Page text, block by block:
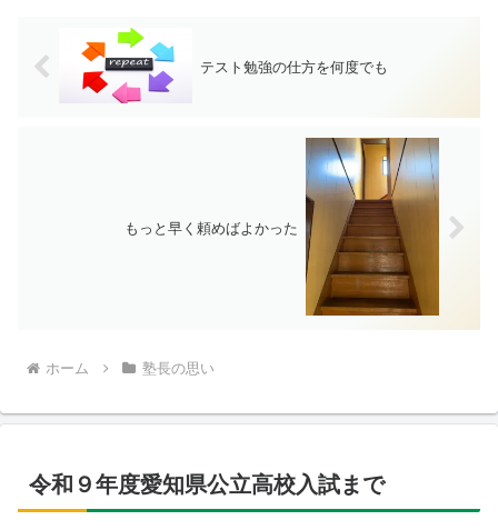
テスト勉強の仕方を何度でも
もっと早く頼めばよかった
ホーム 塾長の思い
令和９年度愛知県公立高校入試まで